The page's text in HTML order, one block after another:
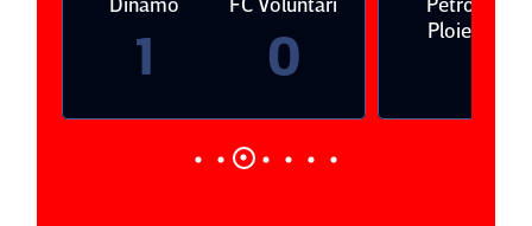
1 0
Ploieşti